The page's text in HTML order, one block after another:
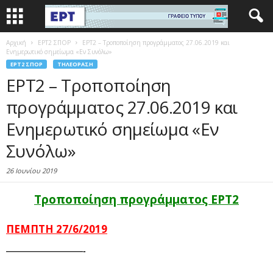
Αρχική EΡΤ2 ΣΠΟΡ
ΕΡΤ2 – Τροποποίηση προγράμματος 27.06.2019 και
Ενημερωτικό σημείωμα «Εν Συνόλω»
EΡΤ2 ΣΠΟΡ ΤΗΛΕΌΡΑΣΗ
ΕΡΤ2 – Τροποποίηση
προγράμματος 27.06.2019 και
Ενημερωτικό σημείωμα «Εν
Συνόλω»
26 Ιουνίου 2019
Τροποποίηση προγράμματος ΕΡΤ2
ΠΕΜΠΤΗ 27/6/2019
—————————-